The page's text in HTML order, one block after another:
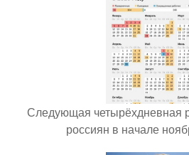
Следующая четырёхдневная
россиян в начале